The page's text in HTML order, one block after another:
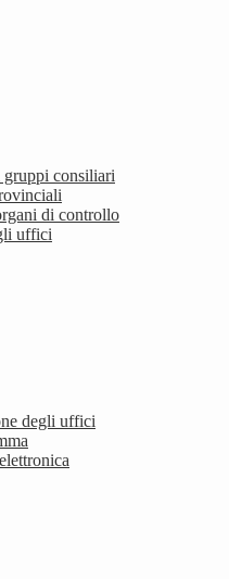
consiliari
di controllo
uffici
degli uffici